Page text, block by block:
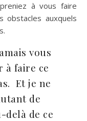
à vous faire
obstacles auxquels
vous
à faire ce
Et je ne
de
de ce